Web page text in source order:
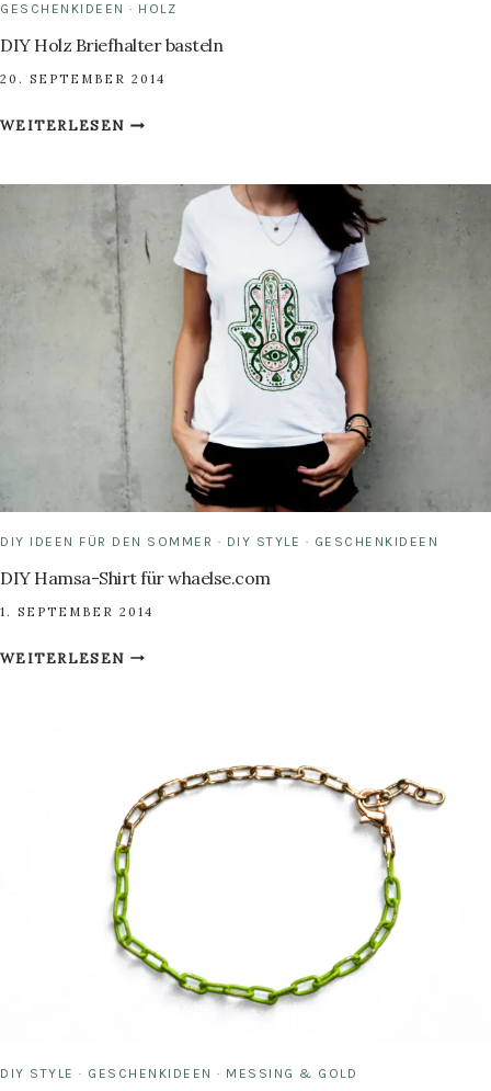
GESCHENKIDEEN · HOLZ
DIY Holz Briefhalter basteln
20. SEPTEMBER 2014
WEITERLESENDIY
BASTELN
DIY IDEEN FÜR DEN SOMMER · DIY STYLE · GESCHENKIDEEN
DIY Hamsa-Shirt für whaelse.com
1. SEPTEMBER 2014
WEITERLESENDIY
DIY STYLE · GESCHENKIDEEN · MESSING & GOLD